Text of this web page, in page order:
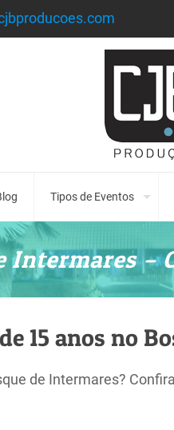
Tipos de Eventos
Intermares –
15 anos no
de Intermares?